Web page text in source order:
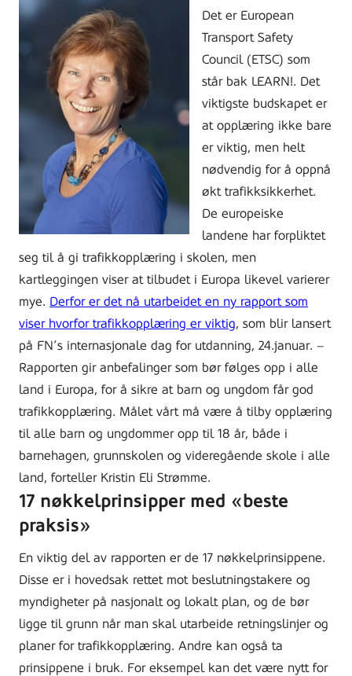
Det er European
Transport Safety
Council (ETSC) som
står bak LEARN!. Det
viktigste budskapet er
at opplæring ikke bare
er viktig, men helt
nødvendig for å oppnå
økt trafikksikkerhet.
De europeiske
landene har forpliktet
seg til å gi trafikkopplæring i skolen, men
kartleggingen viser at tilbudet i Europa likevel varierer
mye. Derfor er det nå utarbeidet en ny rapport som
viser hvorfor trafikkopplæring er viktig, som blir lansert
på FN’s internasjonale dag for utdanning, 24.januar. –
Rapporten gir anbefalinger som bør følges opp i alle
land i Europa, for å sikre at barn og ungdom får god
trafikkopplæring. Målet vårt må være å tilby opplæring
til alle barn og ungdommer opp til 18 år, både i
barnehagen, grunnskolen og videregående skole i alle
land, forteller Kristin Eli Strømme.
17 nøkkelprinsipper med «beste
praksis»
En viktig del av rapporten er de 17 nøkkelprinsippene.
Disse er i hovedsak rettet mot beslutningstakere og
myndigheter på nasjonalt og lokalt plan, og de bør
ligge til grunn når man skal utarbeide retningslinjer og
planer for trafikkopplæring. Andre kan også ta
prinsippene i bruk. For eksempel kan det være nytt for